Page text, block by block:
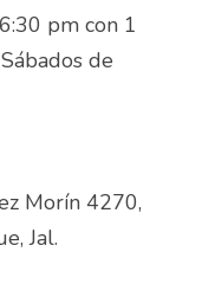
pm con 1
de
Morín 4270,